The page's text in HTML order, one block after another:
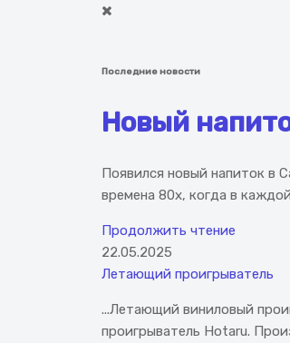
Последние новости
Новый
Появился новый напиток в
времена 80х, когда в
Продолжить чтение
22.05.2025
Летающий проигрыватель
...Летающий виниловый
проигрыватель Hotaru.